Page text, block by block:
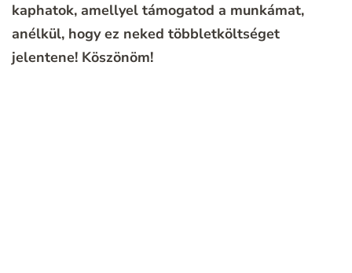
kaphatok, amellyel támogatod a munkámat,
anélkül, hogy ez neked többletköltséget
jelentene! Köszönöm!